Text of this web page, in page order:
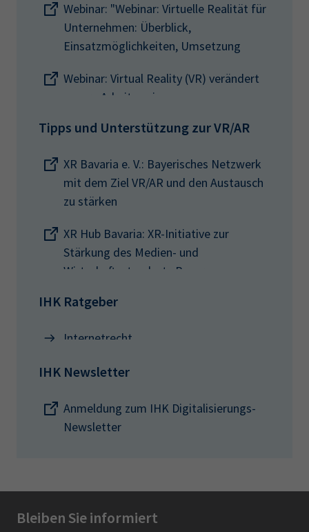
Webinar: "Webinar: Virtuelle Realität für
Unternehmen: Überblick,
Einsatzmöglichkeiten, Umsetzung
Webinar: Virtual Reality (VR) verändert
unsere Arbeitsweise
Tipps und Unterstützung zur VR/AR
XR Bavaria e. V.: Bayerisches Netzwerk
mit dem Ziel VR/AR und den Austausch
zu stärken
XR Hub Bavaria: XR-Initiative zur
Stärkung des Medien- und
Wirtschaftsstandorts Bayern
IHK Ratgeber
Internetrecht
IHK Newsletter
Anmeldung zum IHK Digitalisierungs-
Newsletter
Bleiben Sie informiert